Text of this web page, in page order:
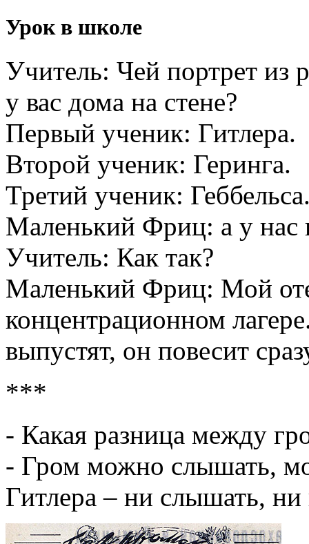
Урок в школе
Учитель: Чей портрет из
у вас дома на стене?
Первый ученик: Гитлера.
Второй ученик: Геринга.
Третий ученик:
Маленький Фриц: а у нас
Учитель: Как так?
Маленький Фриц: Мой
концентрационном
выпустят, он повесит
***
- Какая разница между
- Гром можно слышать,
Гитлера – ни слышать, ни